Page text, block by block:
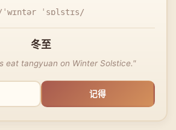
ˈwɪntər ˈsɒlstɪs/
冬至
eat tangyuan on Winter Solstice."
记得